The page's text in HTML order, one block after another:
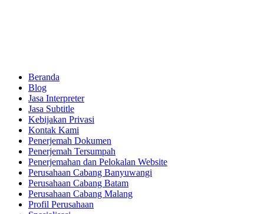
Beranda
Blog
Jasa Interpreter
Jasa Subtitle
Kebijakan Privasi
Kontak Kami
Penerjemah Dokumen
Penerjemah Tersumpah
Penerjemahan dan Pelokalan Website
Perusahaan Cabang Banyuwangi
Perusahaan Cabang Batam
Perusahaan Cabang Malang
Profil Perusahaan